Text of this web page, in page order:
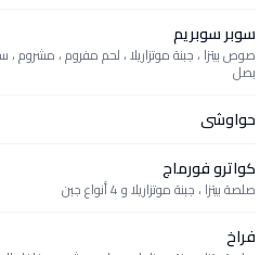
سوبر سوبريم
صوص بيتزا ، جبنة موتزاريلا ، لحم مفروم ، مشروم
بصل
حواوشى
كواترو فورماج
صلصة بيتزا ، جبنة موتزاريلا و 4 أنواع جبن
فراخ